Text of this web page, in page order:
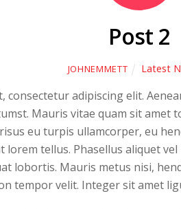
Post 2
JOHNEMMETT Latest
consectetur adipiscing elit.
Mauris vitae quam sit amet
eu turpis ullamcorper, eu
lorem tellus. Phasellus aliquet
lobortis. Mauris metus nisi,
tempor velit. Integer sit amet